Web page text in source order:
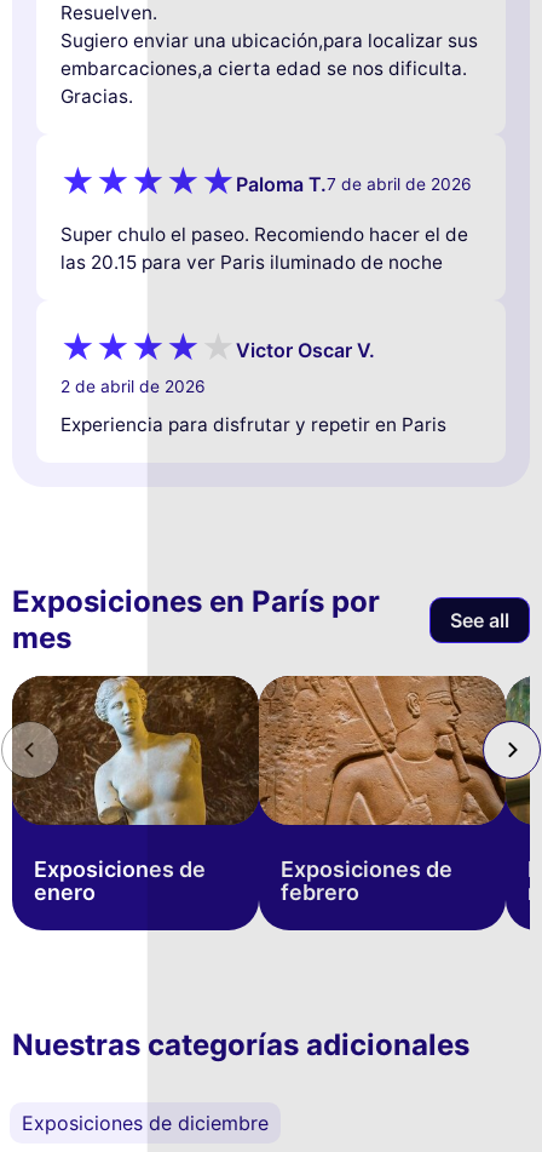
Resuelven.
Sugiero enviar una ubicación,para localizar sus
embarcaciones,a cierta edad se nos dificulta.
Gracias.
Paloma T.7 de abril de 2026
Super chulo el paseo. Recomiendo hacer el de
las 20.15 para ver Paris iluminado de noche
Victor Oscar V.
2 de abril de 2026
Experiencia para disfrutar y repetir en Paris
Exposiciones en París por
mes
See all
Exposiciones de
enero
Exposiciones de
febrero
Nuestras categorías adicionales
Exposiciones de diciembre